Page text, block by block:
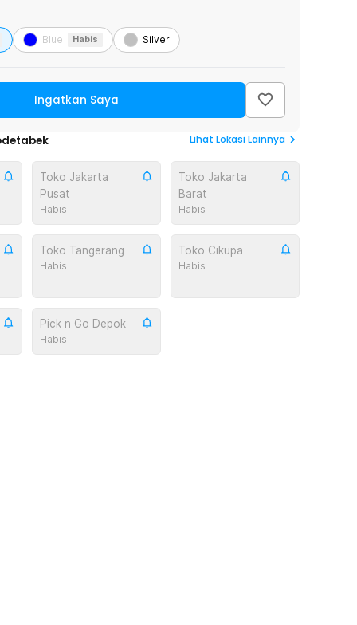
Blue Habis Silver
Ingatkan Saya
Lihat Lokasi Lainnya
Toko Jakarta
Pusat
Habis
Toko Jakarta
Barat
Habis
Toko Tangerang
Habis
Toko Cikupa
Habis
Pick n Go Depok
Habis